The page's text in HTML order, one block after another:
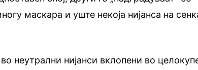
маскара и уште некоја нијанса на
неутрални нијанси вклопени во